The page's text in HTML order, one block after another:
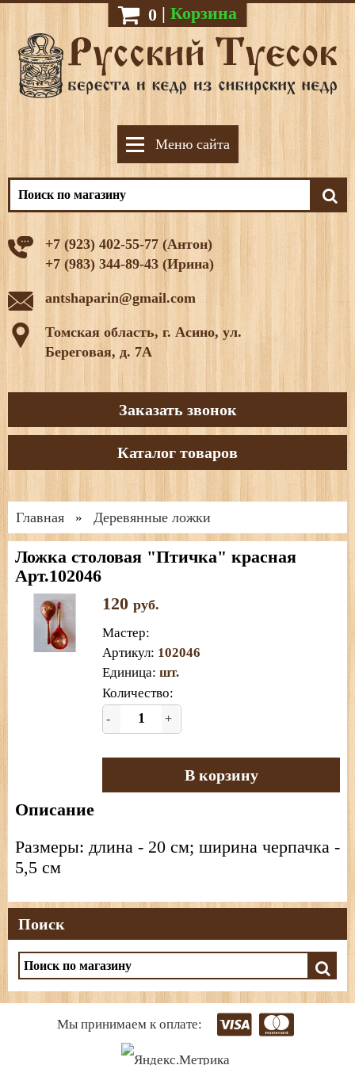
0 | Корзина
Меню сайта
+7 (923) 402-55-77 (Антон)
+7 (983) 344-89-43 (Ирина)
antshaparin@gmail.com
Томская область, г. Асино, ул.
Береговая, д. 7А
Заказать звонок
Каталог товаров
Главная » Деревянные ложки
Ложка столовая "Птичка" красная
Арт.102046
120 руб.
Мастер:
Артикул: 102046
Единица: шт.
Количество:
- +
В корзину
Описание
Размеры: длина - 20 см; ширина черпачка -
5,5 см
Поиск
Мы принимаем к оплате: